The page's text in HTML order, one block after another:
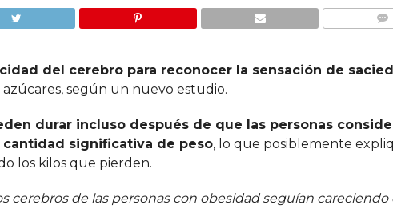
del cerebro para reconocer la sensación de
según un nuevo estudio.
durar incluso después de que las personas
significativa de peso, lo que posiblemente
los kilos que pierden.
cerebros de las personas con obesidad seguían careciendo